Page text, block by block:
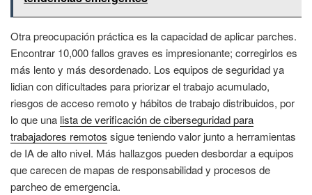
Otra preocupación práctica es la capacidad de aplicar parches.
Encontrar 10,000 fallos graves es impresionante; corregirlos es
más lento y más desordenado. Los equipos de seguridad ya
lidian con dificultades para priorizar el trabajo acumulado,
riesgos de acceso remoto y hábitos de trabajo distribuidos, por
lo que una lista de verificación de ciberseguridad para
trabajadores remotos sigue teniendo valor junto a herramientas
de IA de alto nivel. Más hallazgos pueden desbordar a equipos
que carecen de mapas de responsabilidad y procesos de
parcheo de emergencia.